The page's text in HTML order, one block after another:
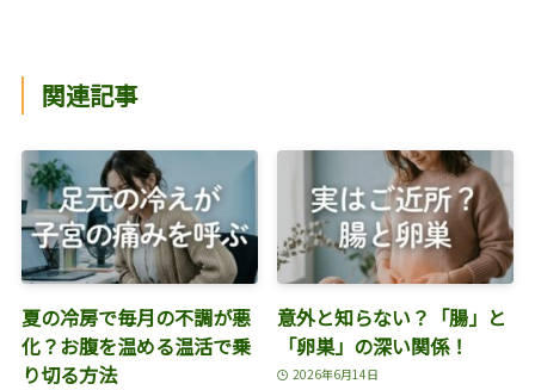
関連記事
夏の冷房で毎月の不調が悪
化？お腹を温める温活で乗
り切る方法
意外と知らない？「腸」と
「卵巣」の深い関係！
2026年6月14日